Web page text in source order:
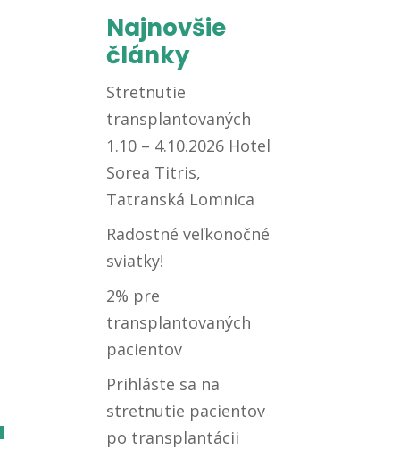
Najnovšie
články
Stretnutie
transplantovaných
1.10 – 4.10.2026 Hotel
Sorea Titris,
Tatranská Lomnica
Radostné veľkonočné
sviatky!
2% pre
transplantovaných
pacientov
Prihláste sa na
stretnutie pacientov
po transplantácii